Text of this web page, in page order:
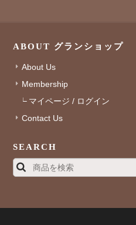
ABOUT グランショップ
About Us
Membership
マイページ / ログイン
Contact Us
SEARCH